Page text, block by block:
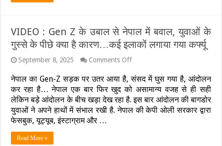
से
जारी
प्रदर्शन
पढ़ें
इनसाइड
स्टोरी
VIDEO : Gen Z के उबाल से नेपाल में बवाल, युवाओं के
गुस्से के पीछे क्या है कारण…कई इलाकों लगाया गया कर्फ्यू
September 8, 2025 Comments Offon
:
Gen
Z
के
उबाल
नेपाल का Gen-Z सड़क पर उतर आया है, संसद में घुस गया है, आंदोलन
कर रहा है… नेपाल एक बार फिर खुद को असामान्य वजह से ही सही
लेकिन बड़े आंदोलन के बीच खड़ा देख रहा है. इस बार आंदोलन की बागडोर
युवाओं ने अपने हाथों में संभाल रखी है. नेपाल की केपी ओली सरकार द्वारा
फेसबुक, यूट्यूब, इंस्टाग्राम और …
Read More »